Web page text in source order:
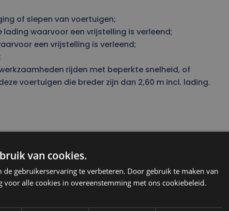
of slepen van voertuigen;
waarvoor een vrijstelling is verleend;
een vrijstelling is verleend;
rijden met beperkte snelheid, of
voertuigen die breder zijn dan 2,60 m incl. lading.
van cookies.
de gebruikerservaring te verbeteren. Door gebruik te maken van
voor alle cookies in overeenstemming met ons cookiebeleid.